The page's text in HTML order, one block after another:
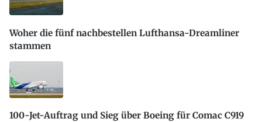
Woher die fünf nachbestellen Lufthansa-Dreamliner
stammen
100-Jet-Auftrag und Sieg über Boeing für Comac C919